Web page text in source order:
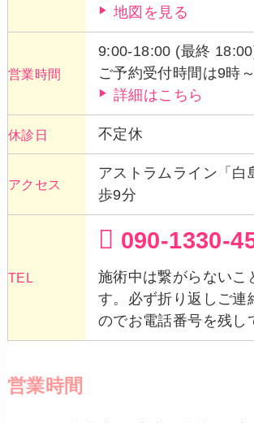
地図を見る
営業時間
9:00-18:00 (最終
ご予約受付時間は9時
詳細はこちら
休診日 不定休
アクセス
アストラムライン「白
歩9分
TEL
090-1330-
施術中は繋がらないこ
す。必ず折り返しご連
のでお電話番号を残し
営業時間